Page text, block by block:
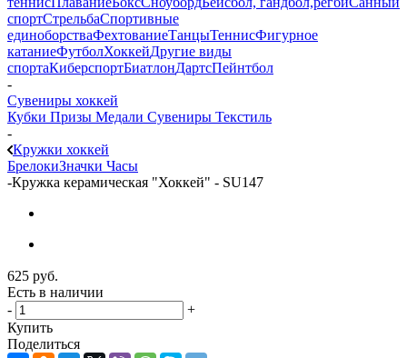
спортСтрельбаСпортивные
единоборстваФехтованиеТанцыТеннисФигурное
катаниеФутболХоккейДругие виды
спортаКиберспортБиатлонДартсПейнтбол
-
Сувениры хоккей
Кубки Призы Медали Сувениры Текстиль
-
Кружки хоккей
БрелокиЗначки Часы
-Кружка керамическая "Хоккей" - SU147
625 руб.
Есть в наличии
-
+
Купить
Поделиться